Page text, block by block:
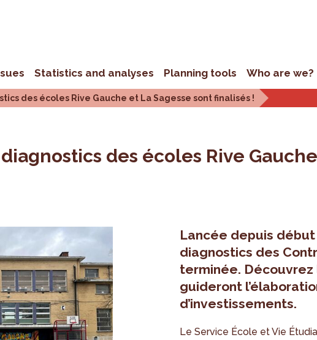
Statistics and analyses Planning tools Who are we?
des écoles Rive Gauche et La Sagesse sont finalisés !
des écoles Rive
Lancée depuis début
diagnostics des
terminée.
guideront
d’investissements.
Le Service École et Vie